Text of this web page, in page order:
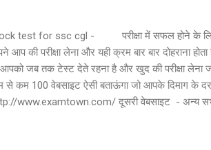
test for ssc cgl - परीक्षा में सफल होने के लिए
आप की परीक्षा लेना और यही क्रम बार बार दोहराना
आपको जब तक टेस्ट देते रहना है और खुद की परीक्षा लेना
से कम 100 वेबसाइट ऐसी बताऊंगा जो आपके दिमाग के
www.examtown.com/ दूसरी वेबसाइट - अन्य सभी